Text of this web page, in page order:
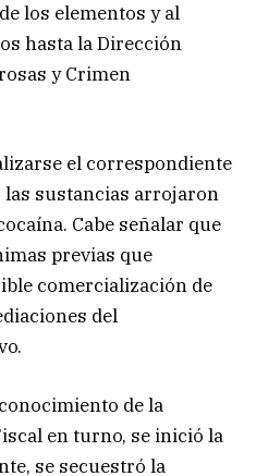
los elementos y al
hasta la Dirección
y Crimen
el correspondiente
las sustancias arrojaron
Cabe señalar que
previas que
comercialización de
del
de la
en turno, se inició la
se secuestró la